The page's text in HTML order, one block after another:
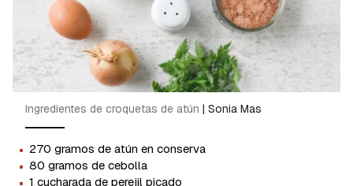
Ingredientes de croquetas de atún | Sonia Mas
· 270 gramos de atún en conserva
· 80 gramos de cebolla
1 cucharada de perejil picado